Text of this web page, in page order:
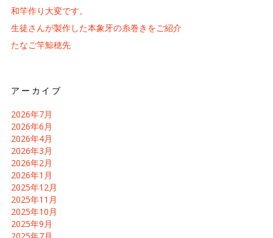
和竿作り大変です。
生徒さんが製作した本象牙の糸巻きをご紹介
たなご竿鯨穂先
アーカイブ
2026年7月
2026年6月
2026年4月
2026年3月
2026年2月
2026年1月
2025年12月
2025年11月
2025年10月
2025年9月